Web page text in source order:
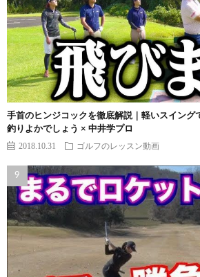
手首のヒンジコックを徹底解説｜軽いスイング
釣りよかでしょう × 中井学プロ
2018.10.31 ゴルフのレッスン動画